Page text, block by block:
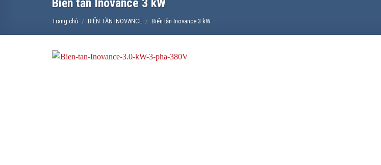
Biến tần Inovance 3 kW
Trang chủ / BIẾN TẦN INOVANCE / Biến tần Inovance 3 kW